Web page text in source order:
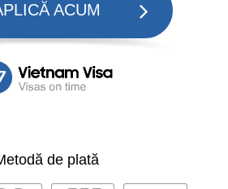
ACUM
de plată